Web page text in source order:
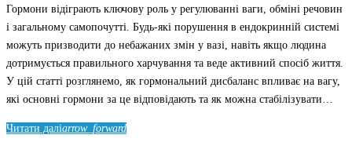
Гормони відіграють ключову роль у регулюванні ваги, обміні речовин
і загальному самопочутті. Будь-які порушення в ендокринній системі
можуть призводити до небажаних змін у вазі, навіть якщо людина
дотримується правильного харчування та веде активний спосіб життя.
У цій статті розглянемо, як гормональний дисбаланс впливає на вагу,
які основні гормони за це відповідають та як можна стабілізувати…
Читати даліarrow_forward